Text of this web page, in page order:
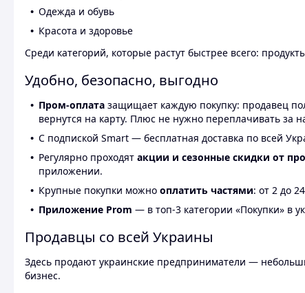
Одежда и обувь
Красота и здоровье
Среди категорий, которые растут быстрее всего:
Удобно, безопасно, выгодно
Пром-оплата защищает каждую покупку: продавец
вернутся на карту. Плюс не нужно переплачивать за
С подпиской Smart — бесплатная доставка по всей
Регулярно проходят акции и сезонные скидки от
приложении.
Крупные покупки можно оплатить частями: от 2 до
Приложение Prom — в топ-3 категории «Покупки» в
Продавцы со всей Украины
Здесь продают украинские предприниматели —
бизнес.